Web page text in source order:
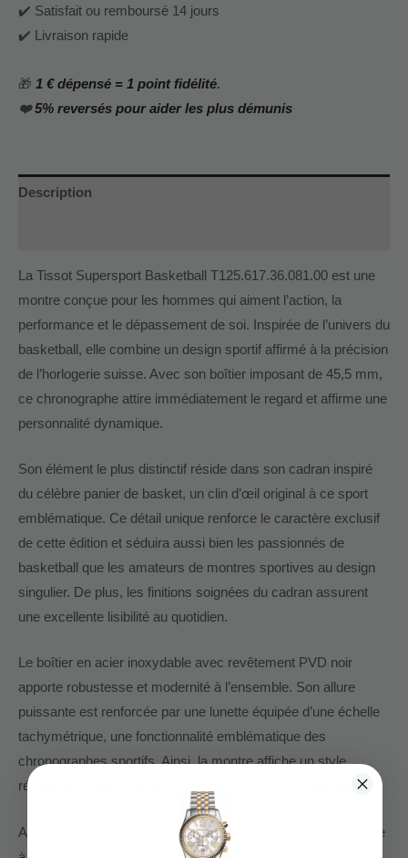
✔️ Satisfait ou remboursé 14 jours
✔️ Livraison rapide
🎁 1 € dépensé = 1 point fidélité.
❤️5% reversés pour aider les plus démunis
Description
La Tissot Supersport Basketball T125.617.36.081.00 est une
montre conçue pour les hommes qui aiment l’action, la
performance et le dépassement de soi. Inspirée de l’univers du
basketball, elle combine un design sportif affirmé à la précision
de l’horlogerie suisse. Avec son boîtier imposant de 45,5 mm,
ce chronographe attire immédiatement le regard et affirme une
personnalité dynamique.
Son élément le plus distinctif réside dans son cadran inspiré
du célèbre panier de basket, un clin d’œil original à ce sport
emblématique. Ce détail unique renforce le caractère exclusif
de cette édition et séduira aussi bien les passionnés de
basketball que les amateurs de montres sportives au design
singulier. De plus, les finitions soignées du cadran assurent
une excellente lisibilité au quotidien.
Le boîtier en acier inoxydable avec revêtement PVD noir
apporte robustesse et modernité à l’ensemble. Son allure
puissante est renforcée par une lunette équipée d’une échelle
tachymétrique, une fonctionnalité emblématique des
chronographes sportifs. Ainsi, la montre affiche un style
résolument inspiré de la performance et de la compétition.
Au cœur de la montre se trouve un mouvement chronographe